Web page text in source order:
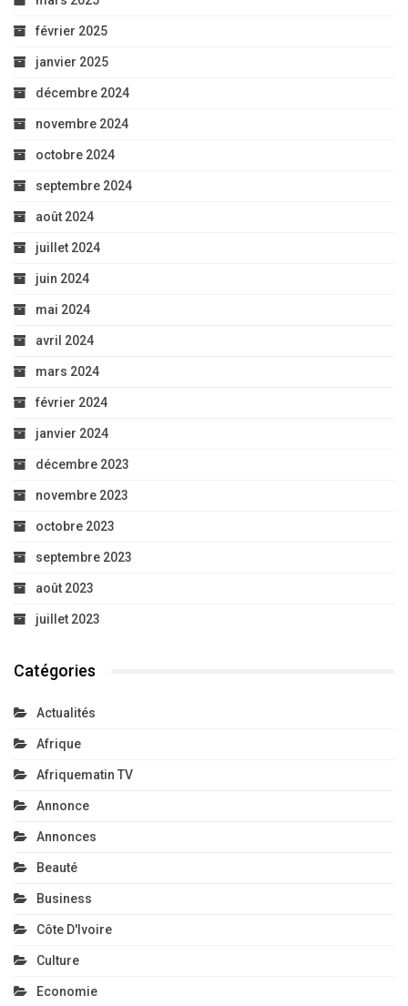
février 2025
janvier 2025
décembre 2024
novembre 2024
octobre 2024
septembre 2024
août 2024
juillet 2024
juin 2024
mai 2024
avril 2024
mars 2024
février 2024
janvier 2024
décembre 2023
novembre 2023
octobre 2023
septembre 2023
août 2023
juillet 2023
Catégories
Actualités
Afrique
Afriquematin TV
Annonce
Annonces
Beauté
Business
Côte D'Ivoire
Culture
Economie